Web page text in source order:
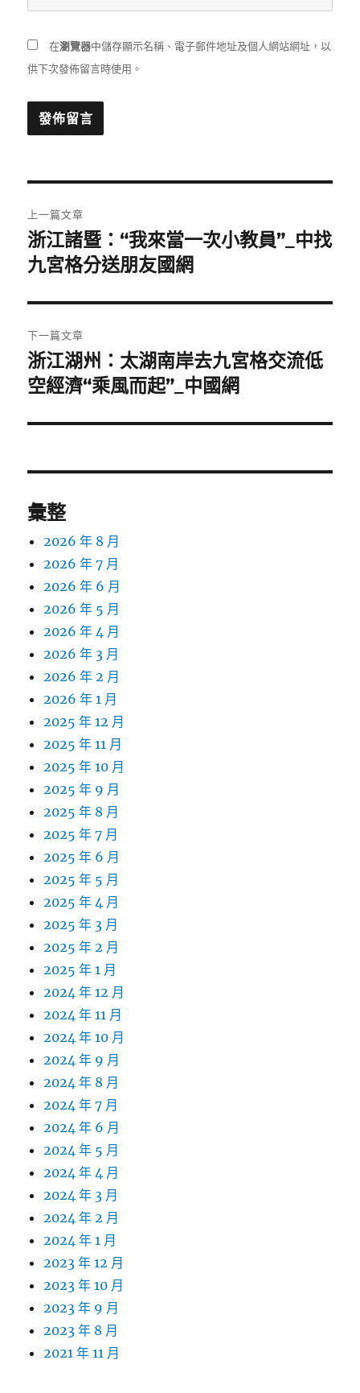
在瀏覽器中儲存顯示名稱、電子郵件地址及個人網站網址，以
供下次發佈留言時使用。
章
導
覽
上一篇文章
上
一
文
章:
浙江諸暨：“我來當一次小教員”_中找
九宮格分送朋友國網
下一篇文章
下
一
文
浙江湖州：太湖南岸去九宮格交流低
空經濟“乘風而起”_中國網
彙整
2026 年 8 月
2026 年 7 月
2026 年 6 月
2026 年 5 月
2026 年 4 月
2026 年 3 月
2026 年 2 月
2026 年 1 月
2025 年 12 月
2025 年 11 月
2025 年 10 月
2025 年 9 月
2025 年 8 月
2025 年 7 月
2025 年 6 月
2025 年 5 月
2025 年 4 月
2025 年 3 月
2025 年 2 月
2025 年 1 月
2024 年 12 月
2024 年 11 月
2024 年 10 月
2024 年 9 月
2024 年 8 月
2024 年 7 月
2024 年 6 月
2024 年 5 月
2024 年 4 月
2024 年 3 月
2024 年 2 月
2024 年 1 月
2023 年 12 月
2023 年 10 月
2023 年 9 月
2023 年 8 月
2021 年 11 月